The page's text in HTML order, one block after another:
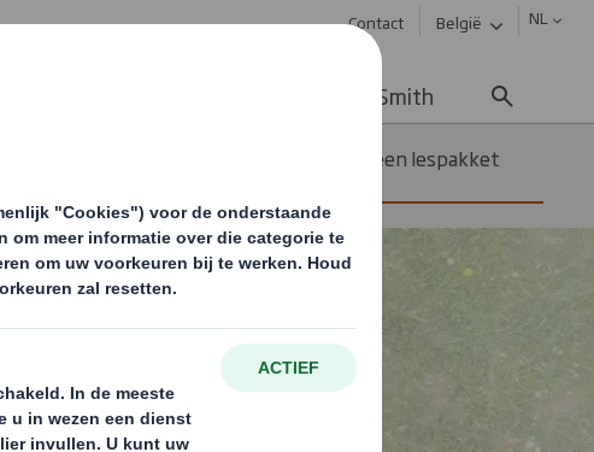
Contact België NL
Werken bij DS Smith
De Circulaire Economie: een lespakket